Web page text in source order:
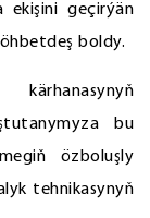
ekişini geçirýän
boldy.
bu
özboluşly
tehnikasynyň